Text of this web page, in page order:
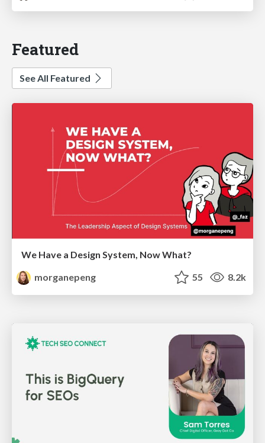
Featured
See All Featured
We Have a Design System, Now What?
morganepeng
55 8.2k